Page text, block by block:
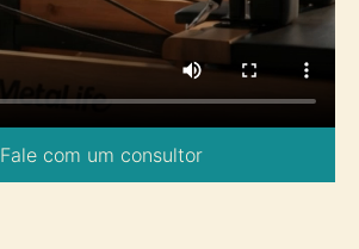
Fale com um consultor